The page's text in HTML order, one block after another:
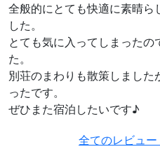
全般的にとても快適に素晴ら
した。
とても気に入ってしまった
た。
別荘のまわりも散策しまし
ったです。
ぜひまた宿泊したいです♪
全てのレビュ